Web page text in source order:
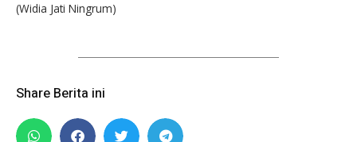
(Widia Jati Ningrum)
Share Berita ini